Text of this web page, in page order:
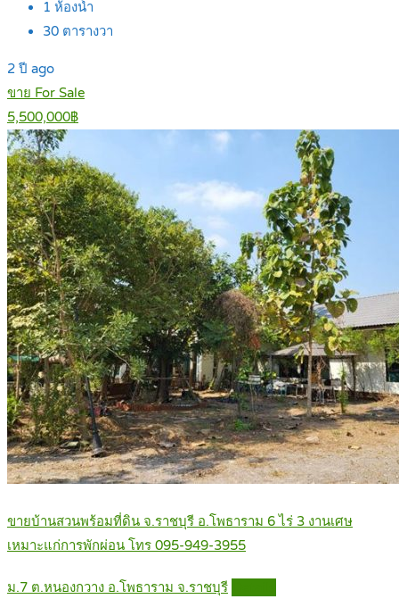
1 ห้องน้ำ
30 ตารางวา
2 ปี ago
ขาย For Sale
5,500,000฿
ขายบ้านสวนพร้อมที่ดิน จ.ราชบุรี อ.โพธาราม 6 ไร่ 3 งานเศษ
เหมาะแก่การพักผ่อน โทร 095-949-3955
ม.7 ต.หนองกวาง อ.โพธาราม จ.ราชบุรี